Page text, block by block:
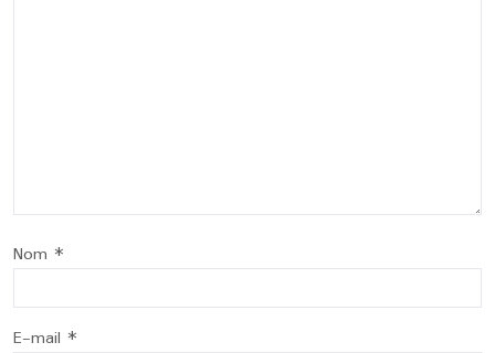
Nom *
E-mail *